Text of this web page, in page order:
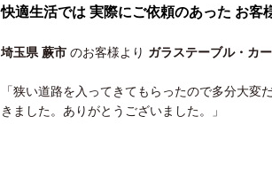
快適生活では 実際にご依頼のあった お客
埼玉県 蕨市 のお客様より ガラステーブル・カ
「狭い道路を入ってきてもらったので多分大
きました。ありがとうございました。」